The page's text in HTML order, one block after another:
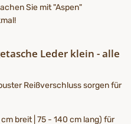
Sie mit "Aspen"
Leder klein - alle
Reißverschluss sorgen für
breit | 75 - 140 cm lang) für